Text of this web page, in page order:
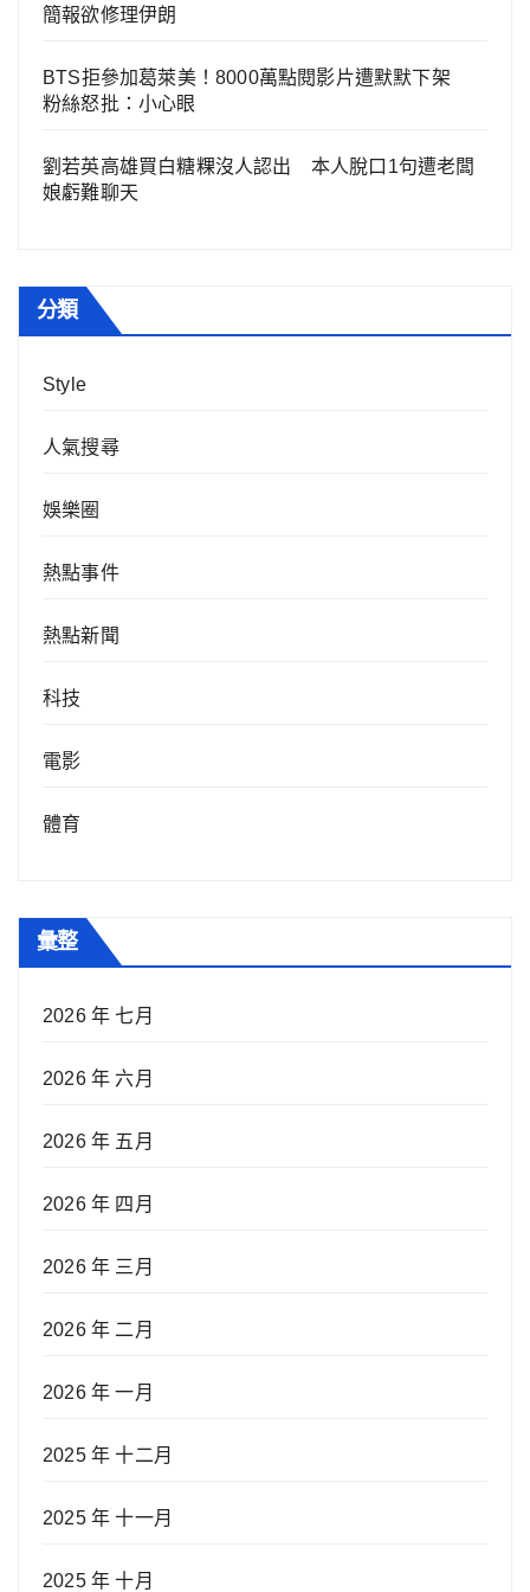
簡報欲修理伊朗
BTS拒參加葛萊美！8000萬點閱影片遭默默下架
粉絲怒批：小心眼
劉若英高雄買白糖粿沒人認出 本人脫口1句遭老闆
娘虧難聊天
分類
Style
人氣搜尋
娛樂圈
熱點事件
熱點新聞
科技
電影
體育
彙整
2026 年 七月
2026 年 六月
2026 年 五月
2026 年 四月
2026 年 三月
2026 年 二月
2026 年 一月
2025 年 十二月
2025 年 十一月
2025 年 十月